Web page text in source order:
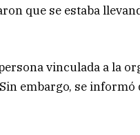
que se estaba
vinculada a la
embargo, se informó